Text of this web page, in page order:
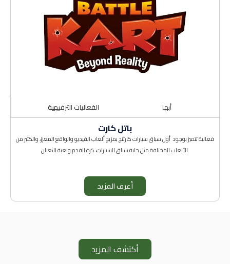
الفعاليات الترفيهية أبها
باتل كارت
فعالية تتميز بوجود أول سباق سيارات كارتنج بمزيج ألعاب الفيديو والواقع المعزز، والكثير من
الألعاب المختلفة مثل حلبة سباق السيارات، كرة القدم ولعبة الثعبان.
أعرف المزيد
أكتشف المزيد